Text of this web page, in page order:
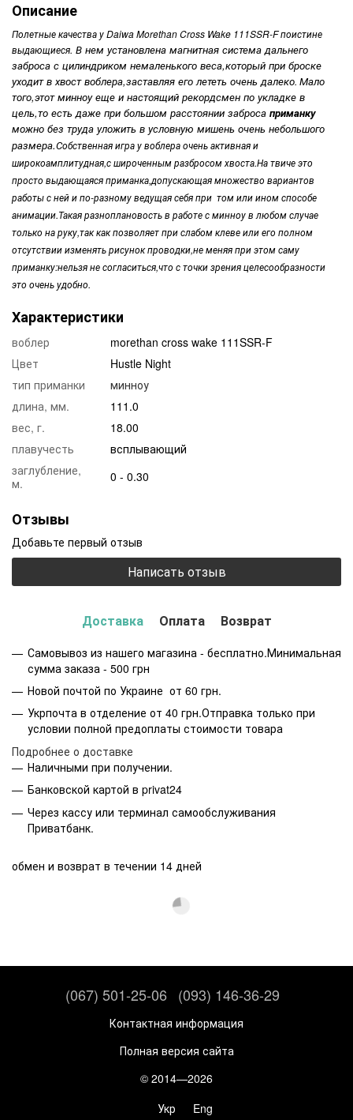
Описание
Полетные качества у Daiwa Morethan Cross Wake 111SSR-F поистине
выдающиеся. В нем установлена магнитная система дальнего
заброса с цилиндриком немаленького веса,который при броске
уходит в хвост воблера,заставляя его лететь очень далеко. Мало
того,этот минноу еще и настоящий рекордсмен по укладке в
цель,то есть даже при большом расстоянии заброса приманку
можно без труда уложить в условную мишень очень небольшого
размера.Собственная игра у воблера очень активная и
широкоамплитудная,с широченным разбросом хвоста.На твиче это
просто выдающаяся приманка,допускающая множество вариантов
работы с ней и по-разному ведущая себя при том или ином способе
анимации.Такая разноплановость в работе с минноу в любом случае
только на руку,так как позволяет при слабом клеве или его полном
отсутствии изменять рисунок проводки,не меняя при этом саму
приманку:нельзя не согласиться,что с точки зрения целесообразности
это очень удобно.
Характеристики
воблер
morethan cross wake 111SSR-F
Цвет
Hustle Night
тип приманки
минноу
длина, мм.
111.0
вес, г.
18.00
плавучесть
всплывающий
заглубление,
м.
0 - 0.30
Отзывы
Добавьте первый отзыв
Написать отзыв
Доставка Оплата Возврат
Самовывоз из нашего магазина - бесплатно.Минимальная
сумма заказа - 500 грн
Новой почтой по Украине от 60 грн.
Укрпочта в отделение от 40 грн.Отправка только при
условии полной предоплаты стоимости товара
Подробнее о доставке
Наличными при получении.
Банковской картой в privat24
Через кассу или терминал самообслуживания
Приватбанк.
обмен и возврат в течении 14 дней
(067) 501-25-06 (093) 146-36-29
Контактная информация
Полная версия сайта
© 2014—2026
Укр
Eng